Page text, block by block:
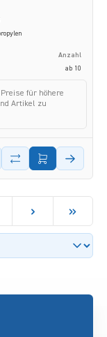
Anzahl
ab 10
für höhere
Artikel zu